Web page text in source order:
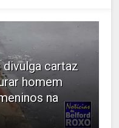
cartaz
homem
na